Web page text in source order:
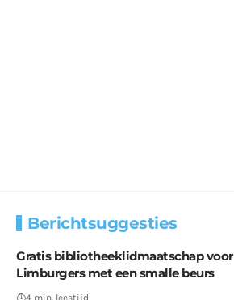
Berichtsuggesties
Gratis bibliotheeklidmaatschap voor
Limburgers met een smalle beurs